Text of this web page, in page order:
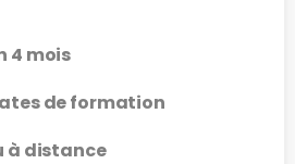
4 mois
de formation
à distance